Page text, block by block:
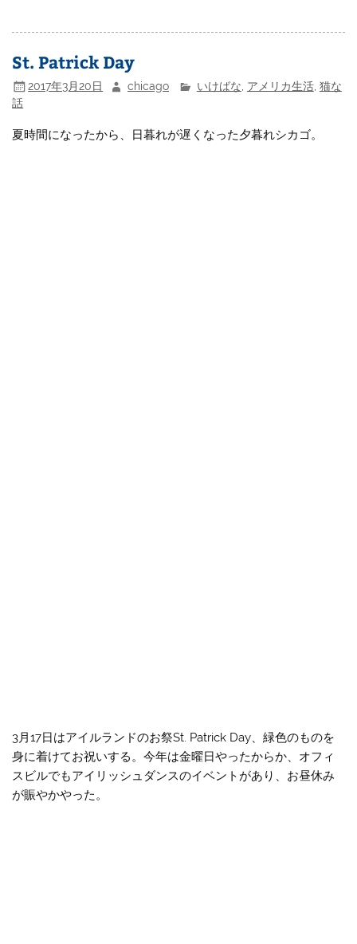
St. Patrick Day
2017年3月20日 chicago いけばな アメリカ生活, 猫な
話
夏時間になったから、日暮れが遅くなった夕暮れシカゴ。
3月17日はアイルランドのお祭St. Patrick Day、緑色のものを
身に着けてお祝いする。今年は金曜日やったからか、オフィ
スビルでもアイリッシュダンスのイベントがあり、お昼休み
が賑やかやった。